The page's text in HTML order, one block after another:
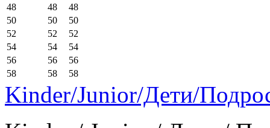
48
48
48
50
50
50
52
52
52
54
54
54
56
56
56
58
58 58
Kinder/Junior/Дети/